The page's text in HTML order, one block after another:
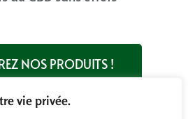
vie privée.
NOS PRODUITS !
!Est-ce que le CBD peut me